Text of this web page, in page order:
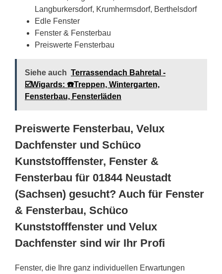
Langburkersdorf, Krumhermsdorf, Berthelsdorf
Edle Fenster
Fenster & Fensterbau
Preiswerte Fensterbau
Siehe auch Terrassendach Bahretal -
☑️Wigards: ☎️Treppen, Wintergarten,
Fensterbau, Fensterläden
Preiswerte Fensterbau, Velux
Dachfenster und Schüco
Kunststofffenster, Fenster &
Fensterbau für 01844 Neustadt
(Sachsen) gesucht? Auch für Fenster
& Fensterbau, Schüco
Kunststofffenster und Velux
Dachfenster sind wir Ihr Profi
Fenster, die Ihre ganz individuellen Erwartungen